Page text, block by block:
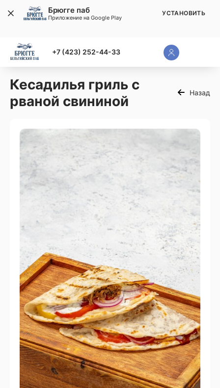
+7 (423) 252-44-33
Кесадилья гриль с
рваной свининой
Назад
Брюгге паб
Приложение на Google Play
УСТАНОВИТЬ